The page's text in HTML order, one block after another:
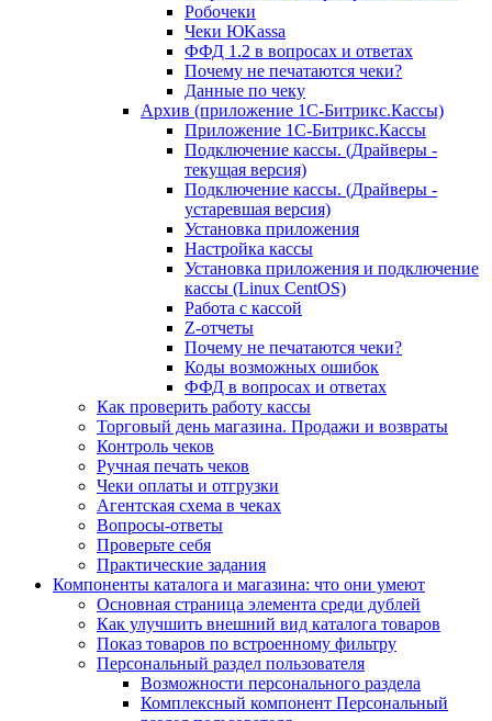
Робочеки
Чеки ЮKassa
ФФД 1.2 в вопросах и ответах
Почему не печатаются чеки?
Данные по чеку
Архив (приложение 1С-Битрикс.Кассы)
Приложение 1С-Битрикс.Кассы
Подключение кассы. (Драйверы -
текущая версия)
Подключение кассы. (Драйверы -
устаревшая версия)
Установка приложения
Настройка кассы
Установка приложения и подключение
кассы (Linux CentOS)
Работа с кассой
Z-отчеты
Почему не печатаются чеки?
Коды возможных ошибок
ФФД в вопросах и ответах
Как проверить работу кассы
Торговый день магазина. Продажи и возвраты
Контроль чеков
Ручная печать чеков
Чеки оплаты и отгрузки
Агентская схема в чеках
Вопросы-ответы
Проверьте себя
Практические задания
Компоненты каталога и магазина: что они умеют
Основная страница элемента среди дублей
Как улучшить внешний вид каталога товаров
Показ товаров по встроенному фильтру
Персональный раздел пользователя
Возможности персонального раздела
Комплексный компонент Персональный